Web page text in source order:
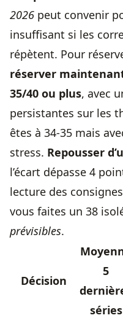
2026 peut convenir
insuffisant si les
répètent. Pour
réserver
35/40 ou plus, avec
persistantes sur les
êtes à 34-35 mais
stress. Repousser
l’écart dépasse 4
lecture des
vous faites un 38
prévisibles.
Décision
5
séries